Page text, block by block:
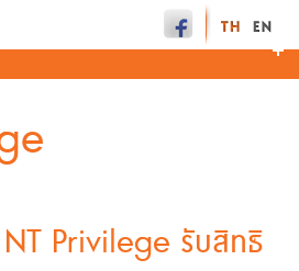
Privilege รับสิทธิ